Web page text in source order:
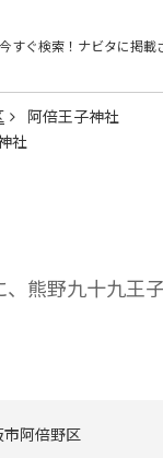
すぐ検索！ ナビタに掲載
阿倍王子神社
社
熊野九十九王
阿倍野区